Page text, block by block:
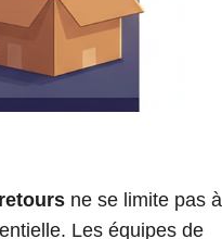
ne se limite pas à
Les équipes de